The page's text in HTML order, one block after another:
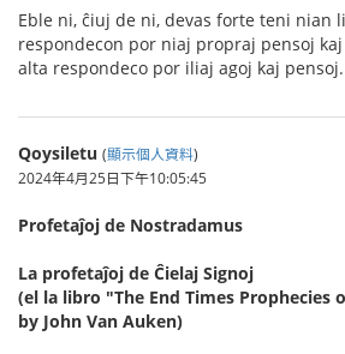
Eble ni, ĉiuj de ni, devas forte teni nian
respondecon por niaj propraj pensoj
alta respondeco por iliaj agoj kaj pensoj.
Qoysiletu (顯示個人資料)
2024年4月25日下午10:05:45
Profetaĵoj de Nostradamus
La profetaĵoj de Ĉielaj Signoj
(el la libro "The End Times Prophecies
by John Van Auken)